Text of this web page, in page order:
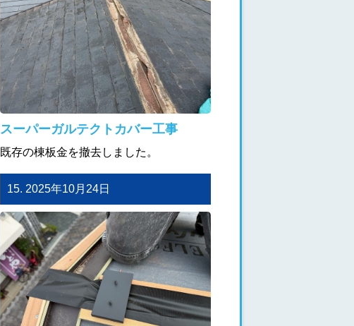
スーパーガルテクトカバー工事
既存の棟板金を撤去しました。
15. 2025年10月24日